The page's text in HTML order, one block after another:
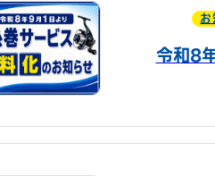
お
令和8